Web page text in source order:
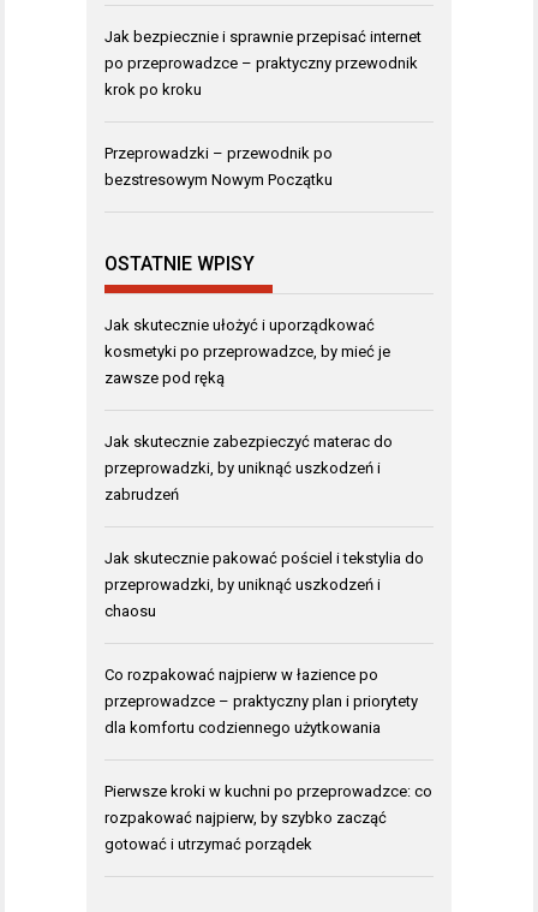
Jak bezpiecznie i sprawnie przepisać internet
po przeprowadzce – praktyczny przewodnik
krok po kroku
Przeprowadzki – przewodnik po
bezstresowym Nowym Początku
OSTATNIE WPISY
Jak skutecznie ułożyć i uporządkować
kosmetyki po przeprowadzce, by mieć je
zawsze pod ręką
Jak skutecznie zabezpieczyć materac do
przeprowadzki, by uniknąć uszkodzeń i
zabrudzeń
Jak skutecznie pakować pościel i tekstylia do
przeprowadzki, by uniknąć uszkodzeń i
chaosu
Co rozpakować najpierw w łazience po
przeprowadzce – praktyczny plan i priorytety
dla komfortu codziennego użytkowania
Pierwsze kroki w kuchni po przeprowadzce: co
rozpakować najpierw, by szybko zacząć
gotować i utrzymać porządek